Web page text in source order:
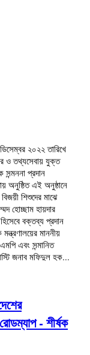
২০২২ তারিখে
ও তথ্যসেবায় যুক্ত
সন্মননা প্রদান
অনুষ্ঠিত এই অনুষ্ঠানে
শিশুদের মাঝে
হোচ্ছাম হায়দার
বক্তব্য প্রদান
মাননীয়
এবং সন্মানিত
জনাব মফিদুল হক...
- শীর্ষক